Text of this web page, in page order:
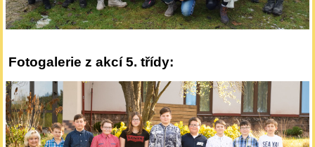
Fotogalerie z akcí 5. třídy: